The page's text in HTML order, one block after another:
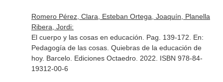
Romero Pérez, Clara, Esteban Ortega, Joaquín, Planella
Ribera, Jordi:
El cuerpo y las cosas en educación. Pag. 139-172. En:
Pedagogía de las cosas. Quiebras de la educación de
hoy. Barcelo. Ediciones Octaedro. 2022. ISBN 978-84-
19312-00-6